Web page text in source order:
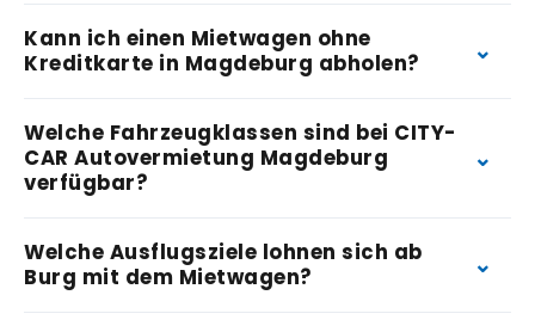
Kann ich einen Mietwagen ohne
Kreditkarte in Magdeburg abholen?
Welche Fahrzeugklassen sind bei CITY-
CAR Autovermietung Magdeburg
verfügbar?
Welche Ausflugsziele lohnen sich ab
Burg mit dem Mietwagen?